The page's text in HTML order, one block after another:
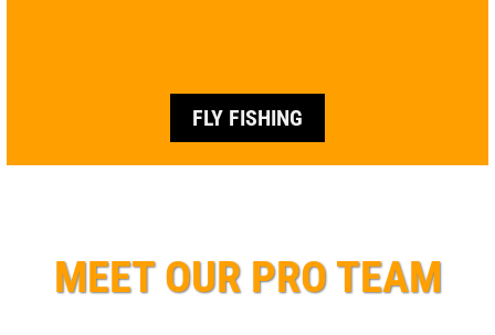
FLY FISHING
MEET OUR PRO TEAM